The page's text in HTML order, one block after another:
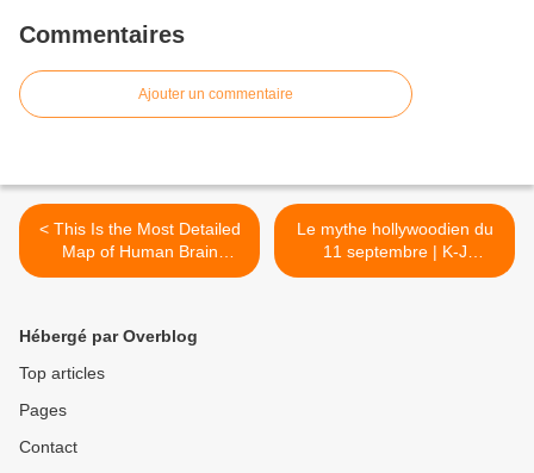
Commentaires
Ajouter un commentaire
< This Is the Most Detailed
Map of Human Brain
Connections Ever Made
Le mythe hollywoodien du
11 septembre | K-J
l’ingénieur a enquêté à
Hébergé par Overblog
Top articles
Pages
Contact